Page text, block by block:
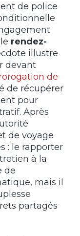
de police
rendez-
illustre
devant
de
de récupérer
pour
Après
de voyage
: le rapporter
à la
de
mais il
partagés